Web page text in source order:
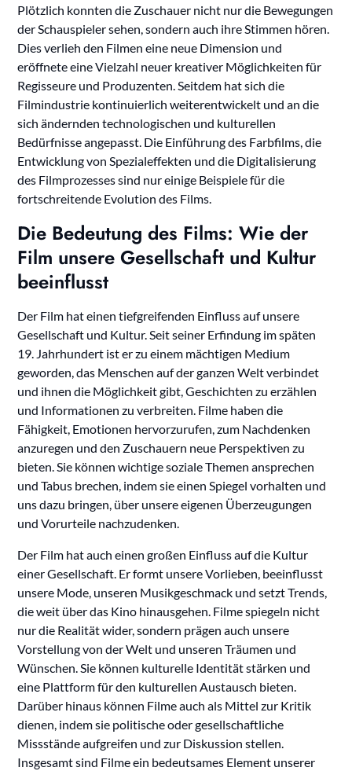
Plötzlich konnten die Zuschauer nicht nur die Bewegungen
der Schauspieler sehen, sondern auch ihre Stimmen hören.
Dies verlieh den Filmen eine neue Dimension und
eröffnete eine Vielzahl neuer kreativer Möglichkeiten für
Regisseure und Produzenten. Seitdem hat sich die
Filmindustrie kontinuierlich weiterentwickelt und an die
sich ändernden technologischen und kulturellen
Bedürfnisse angepasst. Die Einführung des Farbfilms, die
Entwicklung von Spezialeffekten und die Digitalisierung
des Filmprozesses sind nur einige Beispiele für die
fortschreitende Evolution des Films.
Die Bedeutung des Films: Wie der
Film unsere Gesellschaft und Kultur
beeinflusst
Der Film hat einen tiefgreifenden Einfluss auf unsere
Gesellschaft und Kultur. Seit seiner Erfindung im späten
19. Jahrhundert ist er zu einem mächtigen Medium
geworden, das Menschen auf der ganzen Welt verbindet
und ihnen die Möglichkeit gibt, Geschichten zu erzählen
und Informationen zu verbreiten. Filme haben die
Fähigkeit, Emotionen hervorzurufen, zum Nachdenken
anzuregen und den Zuschauern neue Perspektiven zu
bieten. Sie können wichtige soziale Themen ansprechen
und Tabus brechen, indem sie einen Spiegel vorhalten und
uns dazu bringen, über unsere eigenen Überzeugungen
und Vorurteile nachzudenken.
Der Film hat auch einen großen Einfluss auf die Kultur
einer Gesellschaft. Er formt unsere Vorlieben, beeinflusst
unsere Mode, unseren Musikgeschmack und setzt Trends,
die weit über das Kino hinausgehen. Filme spiegeln nicht
nur die Realität wider, sondern prägen auch unsere
Vorstellung von der Welt und unseren Träumen und
Wünschen. Sie können kulturelle Identität stärken und
eine Plattform für den kulturellen Austausch bieten.
Darüber hinaus können Filme auch als Mittel zur Kritik
dienen, indem sie politische oder gesellschaftliche
Missstände aufgreifen und zur Diskussion stellen.
Insgesamt sind Filme ein bedeutsames Element unserer